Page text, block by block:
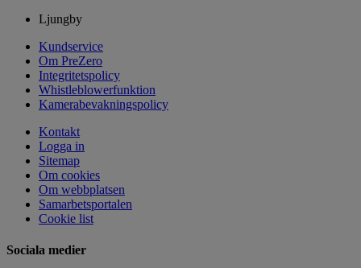
Ljungby
Kundservice
Om PreZero
Integritetspolicy
Whistleblowerfunktion
Kamerabevakningspolicy
Kontakt
Logga in
Sitemap
Om cookies
Om webbplatsen
Samarbetsportalen
Cookie list
Sociala medier